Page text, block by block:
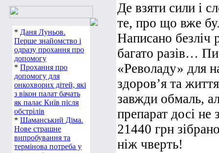
* Даня Луньов.
Перше знайомство і
одразу прохання про
допомогу
* Прохання про
допомогу для
онкохворих дітей, які
з вікон палат бачать
як палає Київ після
обстрілів
* Шаманський Діма.
Нове страшне
випробування та
термінова потреба у
Де взяти сили і
те, про що вже
Написано безліч
багато разів…
«Револаду» для
здоров’я та
завжди обмаль,
препарат досі не
21440 грн
ніж чверть!